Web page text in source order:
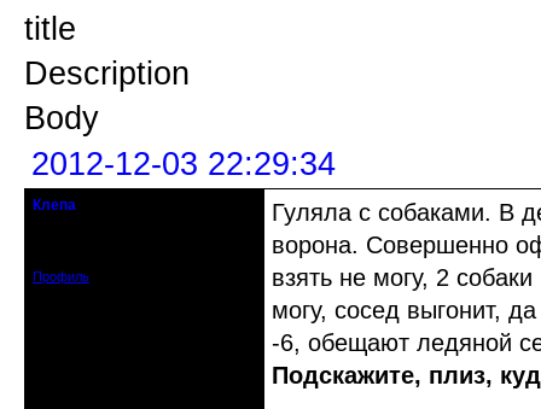
title
Description
Body
2012-12-03 22:29:34
Клепа
Профиль
Гуляла с собаками. В
ворона. Совершенно
взять не могу, 2
могу, сосед выгонит,
-6, обещают ледяной
Подскажите, плиз,